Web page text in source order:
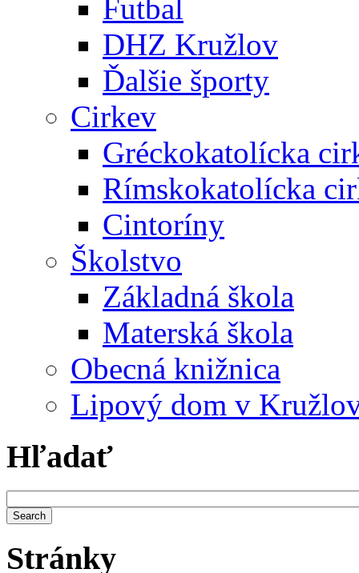
Futbal
DHZ Kružlov
Ďalšie športy
Cirkev
Gréckokatolícka
Rímskokatolícka
Cintoríny
Školstvo
Základná škola
Materská škola
Obecná knižnica
Lipový dom v
Hľadať
Stránky